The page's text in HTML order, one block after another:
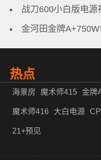
战刀600小白版电源
金河田金牌
热点
海景房 魔术师415 金牌
魔术师416 大白电源
21+预见